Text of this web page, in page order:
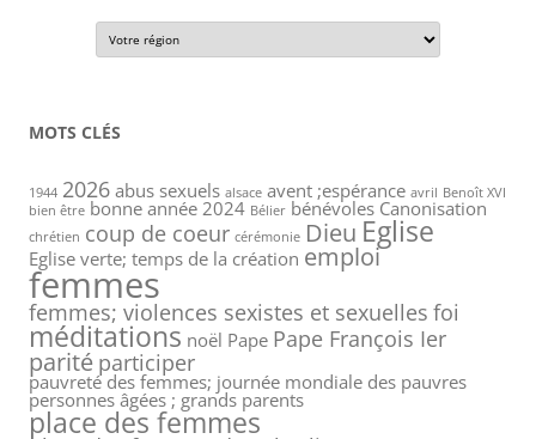
MOTS CLÉS
1944 2026 abus sexuels alsace avent ;espérance avril Benoît XVI
bien être bonne année 2024 Bélier bénévoles Canonisation
chrétien coup de coeur cérémonie Dieu Eglise
Eglise verte; temps de la création emploi
femmes
femmes; violences sexistes et sexuelles foi
méditations noël Pape Pape François Ier
parité participer
pauvreté des femmes; journée mondiale des pauvres
personnes âgées ; grands parents
place des femmes